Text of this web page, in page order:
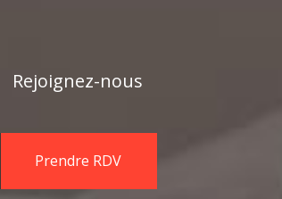
Rejoignez-nous
Prendre RDV